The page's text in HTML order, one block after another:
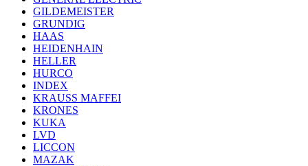
GILDEMEISTER
GRUNDIG
HAAS
HEIDENHAIN
HELLER
HURCO
INDEX
KRAUSS MAFFEI
KRONES
KUKA
LVD
LICCON
MAZAK